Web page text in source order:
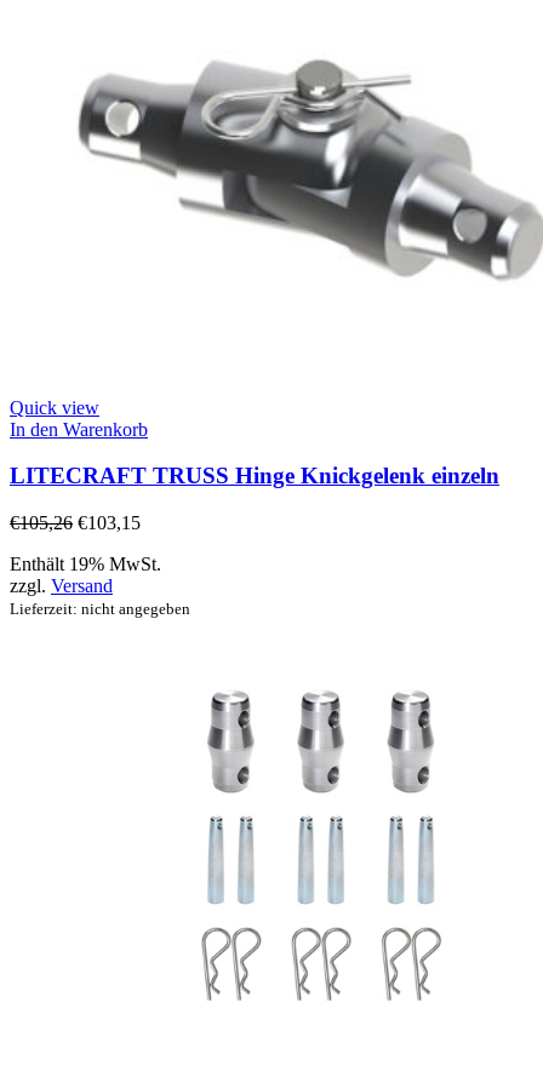
Quick view
In den Warenkorb
LITECRAFT TRUSS Hinge Knickgelenk einzeln
€105,26 €103,15
Enthält 19% MwSt.
zzgl. Versand
Lieferzeit: nicht angegeben